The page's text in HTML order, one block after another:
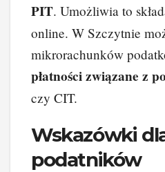
PIT. Umożliwia to
online. W Szczytnie
mikrorachunków
płatności związane z
czy CIT.
Wskazówki
podatników